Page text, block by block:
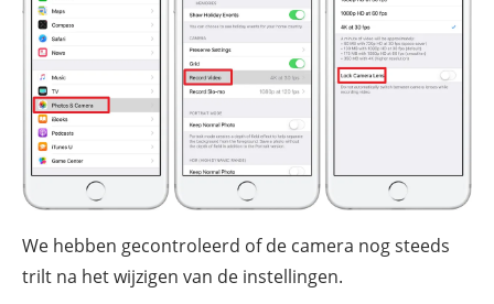
We hebben gecontroleerd of de camera nog steeds
trilt na het wijzigen van de instellingen.